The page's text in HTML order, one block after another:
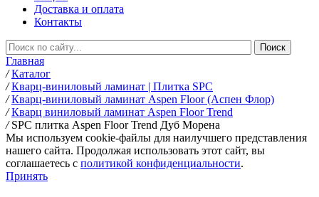
Доставка и оплата
Контакты
Главная
/ Каталог
/ Кварц-виниловый ламинат | Плитка SPC
/ Кварц-виниловый ламинат Aspen Floor (Аспен Флор)
/ Кварц виниловый ламинат Aspen Floor Trend
/ SPC плитка Aspen Floor Trend Дуб Морена
Мы используем cookie-файлы для наилучшего представления
нашего сайта. Продолжая использовать этот сайт, вы
соглашаетесь c политикой конфиденциальности.
Принять